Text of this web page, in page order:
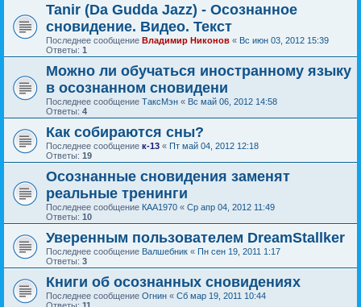
Tanir (Da Gudda Jazz) - Осознанное
сновидение. Видео. Текст
Последнее сообщение Владимир Никонов « Вс июн 03, 2012 15:39
Ответы: 1
Можно ли обучаться иностранному языку
в осознанном сновидени
Последнее сообщение ТаксМэн « Вс май 06, 2012 14:58
Ответы: 4
Как собираются сны?
Последнее сообщение к-13 « Пт май 04, 2012 12:18
Ответы: 19
Осознанные сновидения заменят
реальные тренинги
Последнее сообщение КАА1970 « Ср апр 04, 2012 11:49
Ответы: 10
Уверенным пользователем DreamStallker
Последнее сообщение Валшебник « Пн сен 19, 2011 1:17
Ответы: 3
Книги об осознанных сновидениях
Последнее сообщение Огнин « Сб мар 19, 2011 10:44